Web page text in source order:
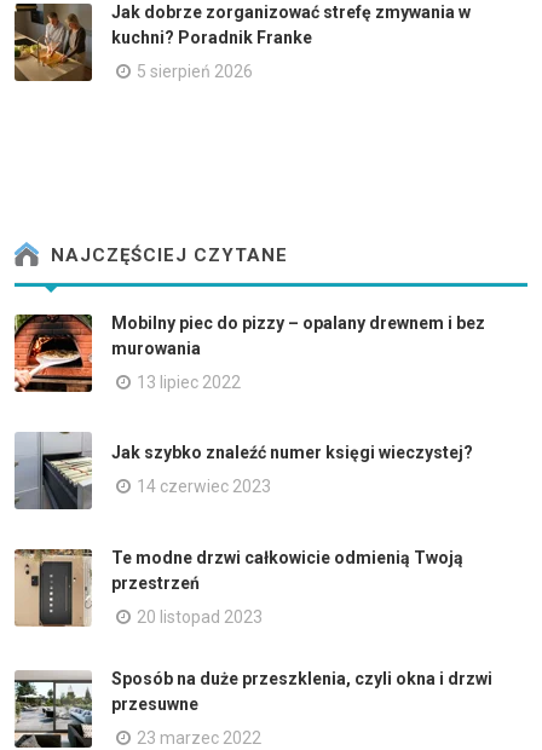
Jak dobrze zorganizować strefę zmywania w
kuchni? Poradnik Franke
5 sierpień 2026
NAJCZĘŚCIEJ CZYTANE
Mobilny piec do pizzy – opalany drewnem i bez
murowania
13 lipiec 2022
Jak szybko znaleźć numer księgi wieczystej?
14 czerwiec 2023
Te modne drzwi całkowicie odmienią Twoją
przestrzeń
20 listopad 2023
Sposób na duże przeszklenia, czyli okna i drzwi
przesuwne
23 marzec 2022